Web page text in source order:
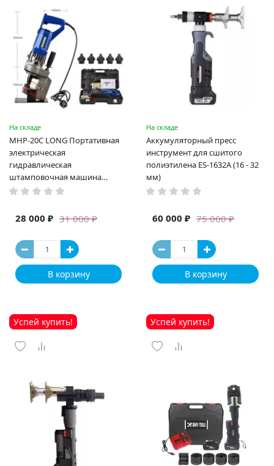
На складе
MHP-20C LONG Портативная
электрическая
гидравлическая
штамповочная машина
высокая мощность и мощный
машина
31 000 ₽
28 000 ₽
В корзину
На складе
Аккумуляторный пресс
инструмент для сшитого
полиэтилена ES-1632A (16 - 32
мм)
75 000 ₽
60 000 ₽
В корзину
Успей купить! Успей купить!